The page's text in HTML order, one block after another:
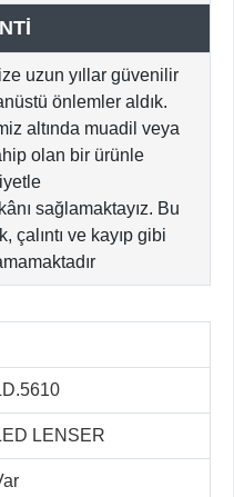
uzun yıllar güvenilir
önlemler aldık.
altında muadil veya
olan bir ürünle
sağlamaktayız. Bu
çalıntı ve kayıp gibi
LENSER